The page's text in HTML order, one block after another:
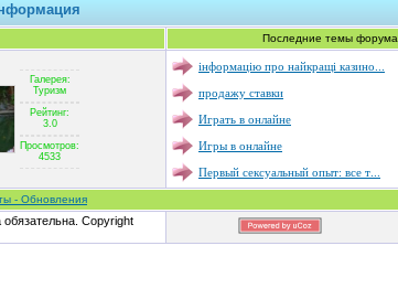
Последние темы форума
Галерея:
Туризм
Рейтинг:
3.0
Просмотров:
4533
інформацію про найкращі казино...
продажу ставки
Играть в онлайне
Игры в онлайне
Первый сексуальный опыт: все т...
- Обновления
Copyright